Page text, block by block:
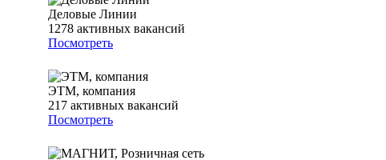
Деловые Линии
1278 активных вакансий
Посмотреть
ЭТМ, компания
217 активных вакансий
Посмотреть